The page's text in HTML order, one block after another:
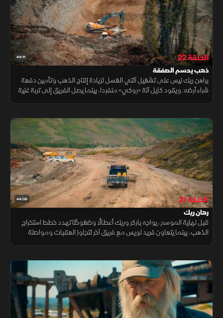
44:11 الحلقة 22
ذهب يحسم الصفقة
يراهن ريك نيس على تشغيل آلتي الغسل لزيادة إنتاج الذهب وتأمين دفعة
شراء أرضه. ويقود كايل آلة «روكي» منفردا، بينما يصل الفريق إلى تربة غنية
44:08 الحلقة 21
رهان ريك
قبل نهاية الموسم، يواجه باركر وريك أعطالًا وضغوطًا تهدد خطط استخراج
الذهب، بينما يتعاون فريد لويس مع فريق آخر لتجاوز العقبات ومواصلة